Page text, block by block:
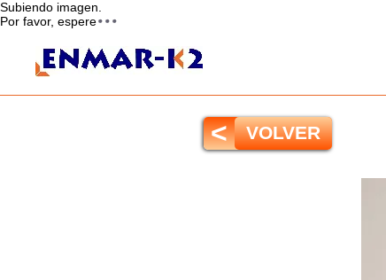
Subiendo imagen.
Por favor, espere
< VOLVER